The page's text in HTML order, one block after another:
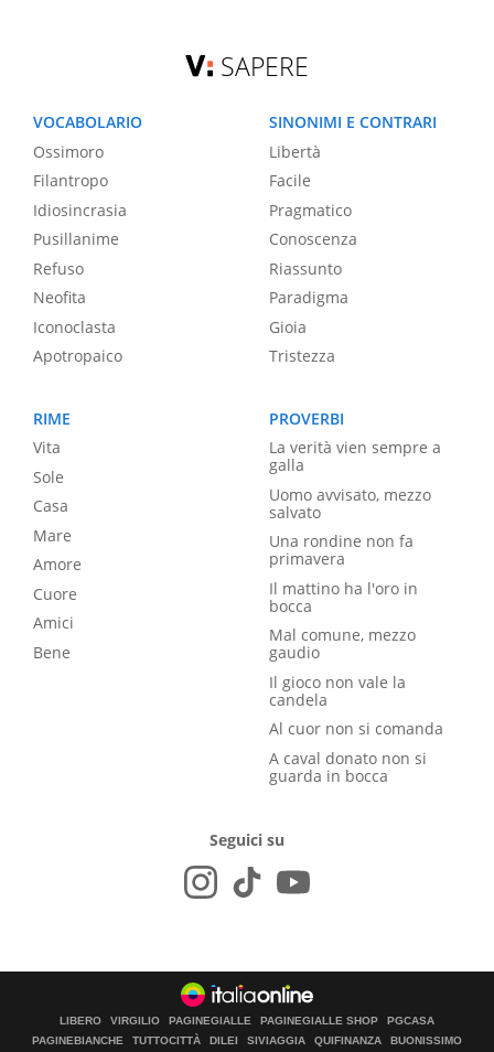
SAPERE
VOCABOLARIO
Ossimoro
Filantropo
Idiosincrasia
Pusillanime
Refuso
Neofita
Iconoclasta
Apotropaico
SINONIMI E CONTRARI
Libertà
Facile
Pragmatico
Conoscenza
Riassunto
Paradigma
Gioia
Tristezza
RIME
Vita
Sole
Casa
Mare
Amore
Cuore
Amici
Bene
PROVERBI
La verità vien sempre a
galla
Uomo avvisato, mezzo
salvato
Una rondine non fa
primavera
Il mattino ha l'oro in
bocca
Mal comune, mezzo
gaudio
Il gioco non vale la
candela
Al cuor non si comanda
A caval donato non si
guarda in bocca
Seguici su
LIBERO VIRGILIO PAGINEGIALLE PAGINEGIALLE SHOP
PGCASA
PAGINEBIANCHE
TUTTOCITTÀ DILEI SIVIAGGIA QUIFINANZA BUONISSIMO